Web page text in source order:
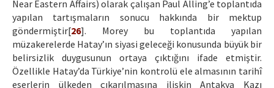
Near Eastern Affairs) olarak çalışan Paul Alling’e toplantıda
yapılan tartışmaların sonucu hakkında bir mektup
göndermiştir[26]. Morey bu toplantıda yapılan
müzakerelerde Hatay’ın siyasi geleceği konusunda büyük bir
belirsizlik duygusunun ortaya çıktığını ifade etmiştir.
Özellikle Hatay’da Türkiye’nin kontrolü ele almasının tarihî
eserlerin ülkeden çıkarılmasına ilişkin Antakya Kazı